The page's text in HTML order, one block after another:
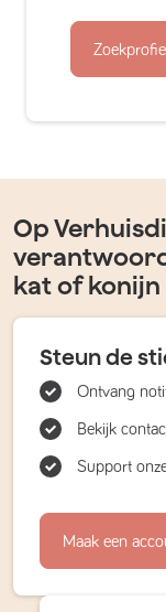
Op
kat of konijn
Steun de
Ontvang
Bekijk
Support
Maak een